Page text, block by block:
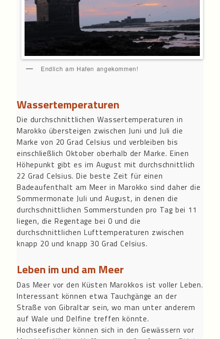
Endlich am Hafen angekommen!
Wassertemperaturen
Die durchschnittlichen Wassertemperaturen in
Marokko übersteigen zwischen Juni und Juli die
Marke von 20 Grad Celsius und verbleiben bis
einschließlich Oktober oberhalb der Marke. Einen
Höhepunkt gibt es im August mit durchschnittlich
22 Grad Celsius. Die beste Zeit für einen
Badeaufenthalt am Meer in Marokko sind daher die
Sommermonate Juli und August, in denen die
durchschnittlichen Sommerstunden pro Tag bei 11
liegen, die Regentage bei 0 und die
durchschnittlichen Lufttemperaturen zwischen
knapp 20 und knapp 30 Grad Celsius.
Leben im und am Meer
Das Meer vor den Küsten Marokkos ist voller Leben.
Interessant können etwa Tauchgänge an der
Straße von Gibraltar sein, wo man unter anderem
auf Wale und Delfine treffen könnte.
Hochseefischer können sich in den Gewässern vor